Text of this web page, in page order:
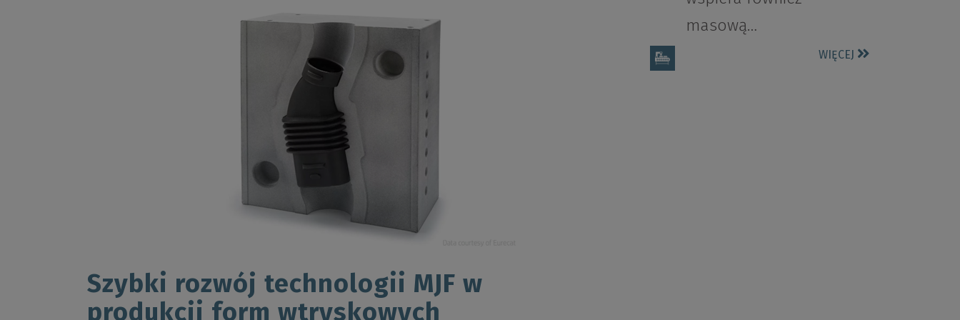
Szybki rozwój technologii MJF w
produkcji form wtryskowych
masową…
WIĘCEJ